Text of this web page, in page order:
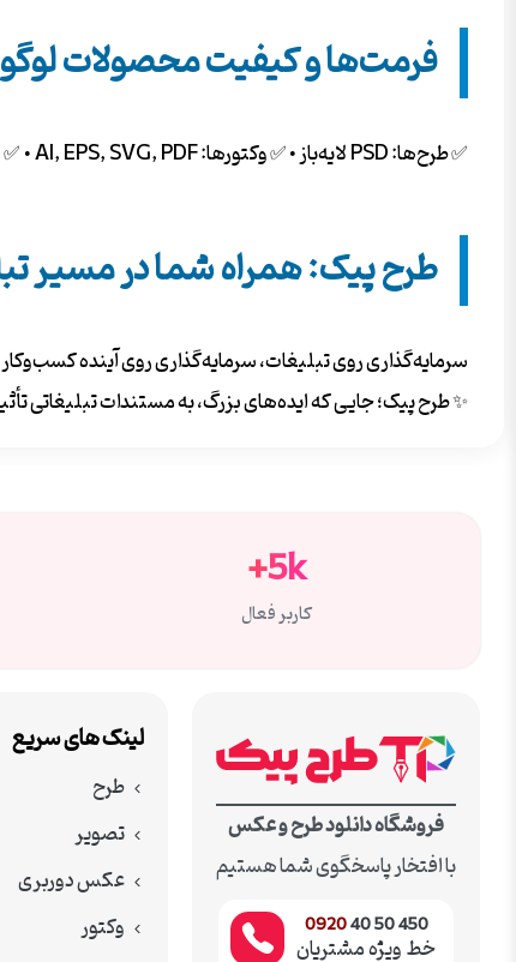
فرمت‌ها و کیفیت محصولات
✅ طرح‌ها: PSD لایه‌باز • ✅ وکتورها: AI, EPS, SVG, PDF • ✅ عکس‌ها: JPG/PNG با کیفیت 4K و دوربری شده. همه فایل‌ها بدون واترمارک و آماده دانلود فوری.
طرح پیک: همراه شما در مسیر
سرمایه‌گذاری روی تبلیغات، سرمایه‌گذاری روی آینده
✨ طرح پیک؛ جایی که ایده‌های بزرگ، به مستندات تبلیغاتی
5k+
کاربر فعال
فروشگاه دانلود طرح و عکس
با افتخار پاسخگوی شما هستیم
450 50 40
0920
خط ویژه مشتریان
لینک های سریع
طرح
تصویر
عکس دوربری
وکتور